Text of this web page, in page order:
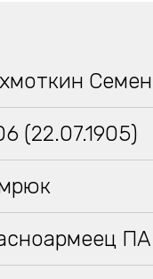
(22.07.1905)
ПА